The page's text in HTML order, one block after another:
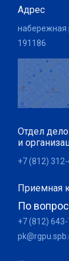
Адрес
набережная
191186
Отдел
и
+7 (812)
Приемная
По
+7 (812)